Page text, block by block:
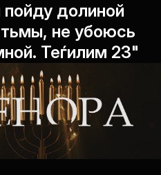
долиной
не убоюсь
Теѓилим 23"